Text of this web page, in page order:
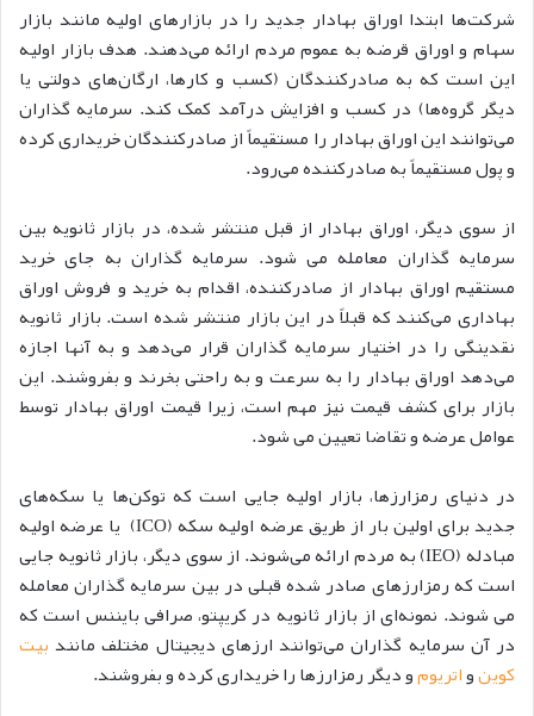
شرکت‌ها ابتدا اوراق بهادار جدید را در بازارهای اولیه مانند بازار
سهام و اوراق قرضه به عموم مردم ارائه می‌دهند. هدف بازار اولیه
این است که به صادرکنندگان (کسب و کارها، ارگان‌های دولتی یا
دیگر گروه‌ها) در کسب و افزایش درآمد کمک کند. سرمایه گذاران
می‌توانند این اوراق بهادار را مستقیماً از صادرکنندگان خریداری کرده
و پول مستقیماً به صادرکننده می‌رود.
از سوی دیگر، اوراق بهادار از قبل منتشر شده، در بازار ثانویه بین
سرمایه گذاران معامله می شود. سرمایه گذاران به جای خرید
مستقیم اوراق بهادار از صادرکننده، اقدام به خرید و فروش اوراق
بهاداری می‌کنند که قبلاً در این بازار منتشر شده است. بازار ثانویه
نقدینگی را در اختیار سرمایه گذاران قرار می‌دهد و به آنها اجازه
می‌دهد اوراق بهادار را به سرعت و به راحتی بخرند و بفروشند. این
بازار برای کشف قیمت نیز مهم است، زیرا قیمت اوراق بهادار توسط
عوامل عرضه و تقاضا تعیین می شود.
در دنیای رمزارزها، بازار اولیه جایی است که توکن‌ها یا سکه‌های
جدید برای اولین بار از طریق عرضه اولیه سکه (ICO) یا عرضه اولیه
مبادله (IEO) به مردم ارائه می‌شوند. از سوی دیگر، بازار ثانویه جایی
است که رمزارزهای صادر شده قبلی در بین سرمایه گذاران معامله
می شوند. نمونه‌ای از بازار ثانویه در کریپتو، صرافی بایننس است که
در آن سرمایه گذاران می‌توانند ارزهای دیجیتال مختلف مانند بیت
کوینواتریومو دیگر رمزارزها را خریداری کرده و بفروشند.